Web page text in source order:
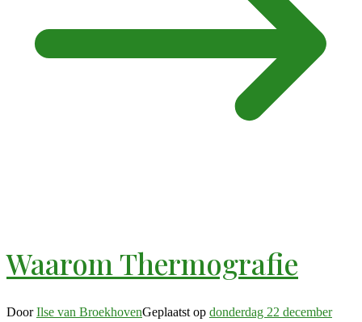
Waarom Thermografie
DoorIlse van BroekhovenGeplaatst op donderdag 22 december